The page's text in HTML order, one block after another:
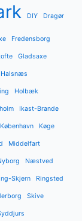
DIY Dragør
Fredensborg
Gladsaxe
Halsnæs
Holbæk
Ikast-Brande
København Køge
Middelfart
Næstved
Skjern Ringsted
Skive